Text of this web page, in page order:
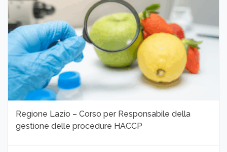
Regione Lazio – Corso per Responsabile della
gestione delle procedure HACCP